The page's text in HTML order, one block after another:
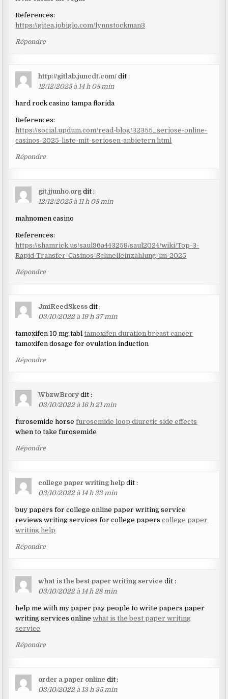
References:
https://gitea.jobiglo.com/lynnstockman3
Répondre
http://gitlab.juncdt.com/ dit :
12/12/2025 à 14 h 08 min
hard rock casino tampa florida
References:
https://social.updum.com/read-blog/32355_seriose-online-
casinos-2025-liste-mit-seriosen-anbietern.html
Répondre
git.jjunho.org dit :
12/12/2025 à 11 h 08 min
mahnomen casino
References:
https://shamrick.us/saul96a443258/saul2024/wiki/Top-3-
Rapid-Transfer-Casinos-Schnelleinzahlung-im-2025
Répondre
JmiReedSkess dit :
03/10/2022 à 19 h 37 min
tamoxifen 10 mg tabltamoxifen duration breast cancer
tamoxifen dosage for ovulation induction
Répondre
WbzwBrory dit :
03/10/2022 à 16 h 21 min
furosemide horsefurosemide loop diuretic side effects
when to take furosemide
Répondre
college paper writing help dit :
03/10/2022 à 14 h 33 min
buy papers for college online paper writing service
reviews writing services for college paperscollege paper
writing help
Répondre
what is the best paper writing service dit :
03/10/2022 à 14 h 28 min
help me with my paper pay people to write papers paper
writing services onlinewhat is the best paper writing
service
Répondre
order a paper online dit :
03/10/2022 à 13 h 35 min